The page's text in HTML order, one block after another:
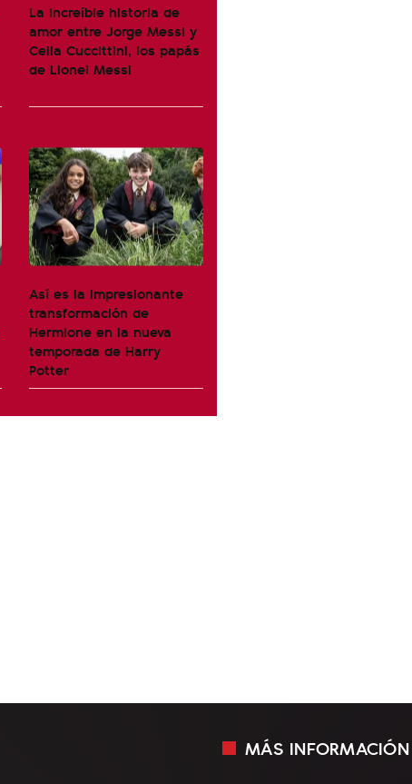
La increíble historia de
amor entre Jorge Messi y
Celia Cuccittini, los papás
de Lionel Messi
Así es la impresionante
transformación de
Hermione en la nueva
temporada de Harry
Potter
MÁS INFORMACIÓN